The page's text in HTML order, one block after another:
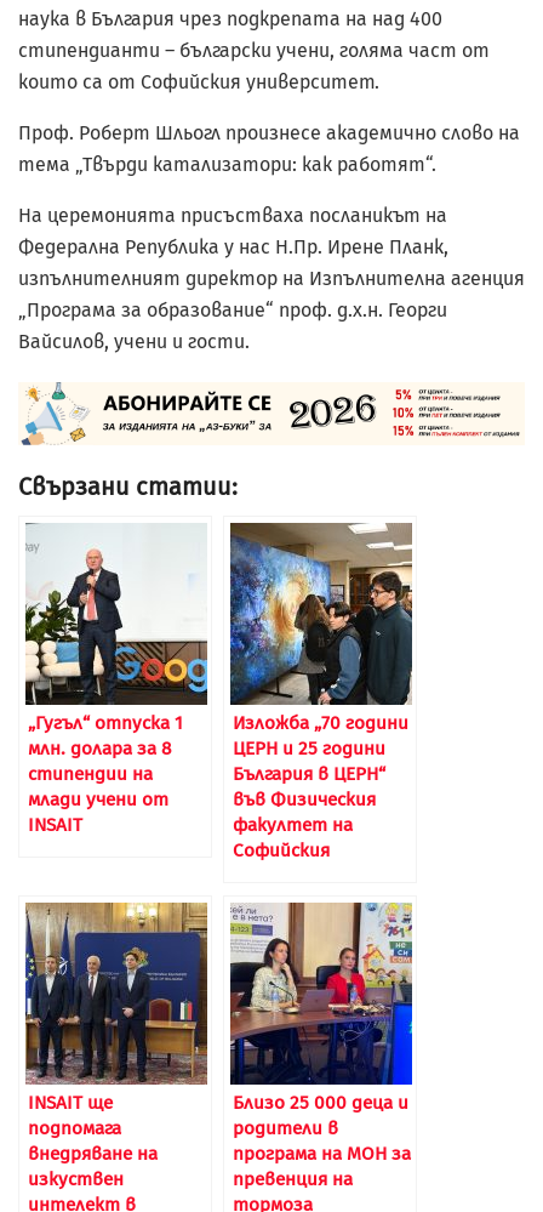
наука в България чрез подкрепата на над 400
стипендианти – български учени, голяма част от
които са от Софийския университет.
Проф. Роберт Шльогл произнесе академично слово на
тема „Твърди катализатори: как работят“.
На церемонията присъстваха посланикът на
Федерална Република у нас Н.Пр. Ирене Планк,
изпълнителният директор на Изпълнителна агенция
„Програма за образование“ проф. д.х.н. Георги
Вайсилов, учени и гости.
Свързани статии:
„Гугъл“ отпуска 1
млн. долара за 8
стипендии на
млади учени от
INSAIT
Изложба „70 години
ЦЕРН и 25 години
България в ЦЕРН“
във Физическия
факултет на
Софийския
INSAIT ще
подпомага
внедряване на
изкуствен
интелект в
Близо 25 000 деца и
родители в
програма на МОН за
превенция на
тормоза